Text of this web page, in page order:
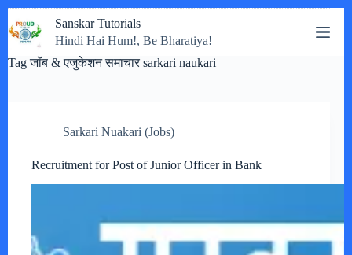
to
content
Sanskar Tutorials
Hindi Hai Hum!, Be Bharatiya!
Tagजॉब & एजुकेशन समाचार sarkari naukari
Sarkari Nuakari (Jobs)
Recruitment for Post of Junior Officer in Bank